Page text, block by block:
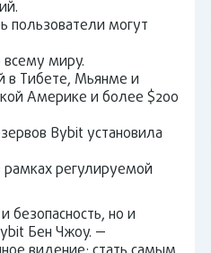
пользователи могут
всему миру.
в Тибете, Мьянме и
Америке и более $200
Bybit установила
регулируемой
но и
Бен Чжоу. —